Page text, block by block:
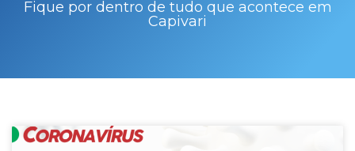
Fique por dentro de tudo que acontece em
Capivari